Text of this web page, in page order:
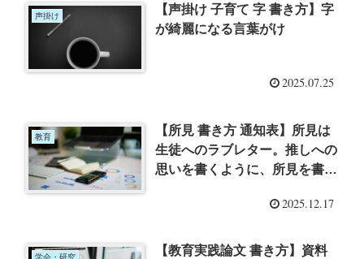
声掛け
【声掛け 子育て 字 書き方】字
が綺麗になる言葉がけ
2025.07.25
教育
【所見 書き方 通知表】所見は
生徒へのラブレター。推しへの
思いを書くように、所見を書こ
術 推しの素晴らしさを語りた
ない」（三宅香帆）を読んでー
2025.12.17
学会・研究
【教育実践論文 書き方】資料